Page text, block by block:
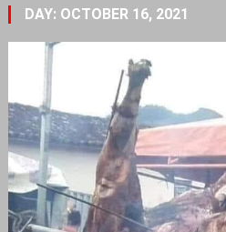
DAY: OCTOBER 16, 2021